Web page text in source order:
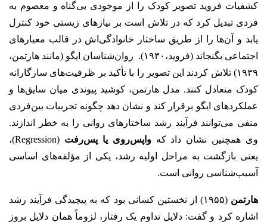
کشفیات فروید تصویر کودک را از موجودی بی‌گناه و معصوم به
فردی تبدیل کرد که در تلاش است بر نیازهای زیستی خود کنترل
یابد و آن‌ها را از طریق ساختار خانوادگی‌اش در قالب معیارهای
اجتماعی بگنجاند (فروید،۱۹۳۰). روان‌شناسان ایگو (مانند هارتمن،
۱۹۳۹) تلاش کردند این تصویر را با تأکید بر ظرفیت‌های سازگارانه‌
کودک متعادل کنند. مدل هارتمن، کوشید پیوندی میان سایق‌ها و
عملکردهای ایگو برقرار کند و نشان دهد چگونه تجربیات بین‌فردی
منفی می‌توانند فرآیند رشد ساختارهای روانی را به خطر اندازند.
وی همچنین نشان داد کهواپس‌روی یا پس‌رفت
(Regression)،
یعنی بازگشت به مراحل اولیه‌ رشد، یکی از مؤلفه‌های اساسی
آسیب‌شناسی روانی است.
هارتمن
(۱۹۵۵) از نخستین کسانی بود که به پیچیدگی فرآیند رشد
اشاره کرد و گفت: دلایل تداوم یک رفتار، لزوماً همان دلایل بروز